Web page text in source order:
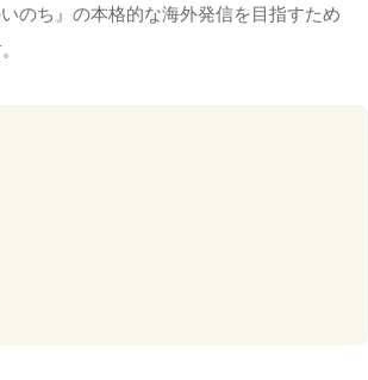
のち』の本格的な海外発信を目指すため